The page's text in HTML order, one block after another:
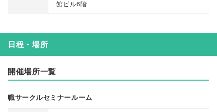
館ビル6階
日程・場所
開催場所一覧
職サークルセミナールーム